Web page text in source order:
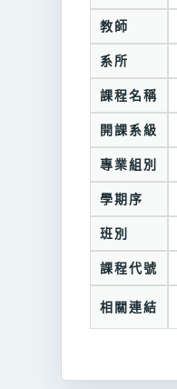
教師
系所
課程名稱
開課系級
專業組別
學期序
班別
課程代號
相關連結